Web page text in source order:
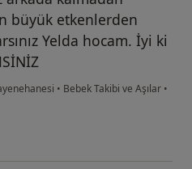
büyük etkenlerden
Yelda hocam. İyi ki
• Bebek Takibi ve Aşılar •